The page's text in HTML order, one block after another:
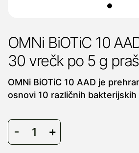
OMNi BiOTiC 10
30 vrečk po 5 g
OMNi BiOTiC 10 AAD je
osnovi 10 različnih bakterijskih